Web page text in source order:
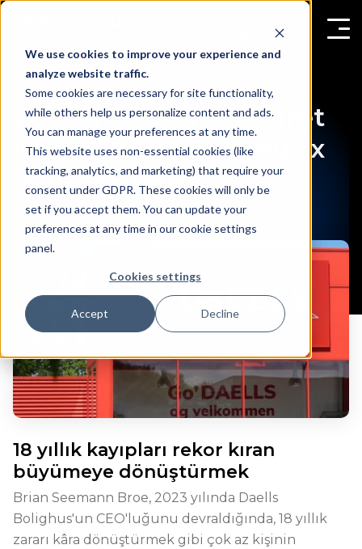
We use cookies to improve your experience and
analyze website traffic.
Some cookies are necessary for site functionality,
while others help us personalize content and ads.
You can manage your preferences at any time.
This website uses non-essential cookies (like
tracking, analytics, and marketing) that require your
consent under GDPR. These cookies will only be
set if you accept them. You can update your
preferences at any time in our cookie settings
panel.
Cookies settings
Accept Decline
Çünkü Değişim Cesaret
İster - Daells Bolighus x
Vemco Group
18 yıllık kayıpları rekor kıran
büyümeye dönüştürmek
Brian Seemann Broe, 2023 yılında Daells
Bolighus'un CEO'luğunu devraldığında, 18 yıllık
zararı kâra dönüştürmek gibi çok az kişinin